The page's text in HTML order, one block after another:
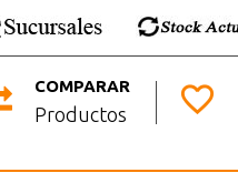
COMPARAR
Productos